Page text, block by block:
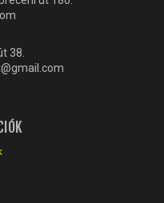
38.